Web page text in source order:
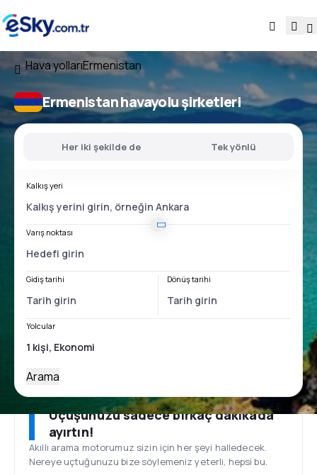
Hava yollarıErmenistan
Ermenistan havayolu şirketleri
Her iki şekilde de Tek yönlü
Kalkış yeri
Varış noktası
Gidiş tarihi Dönüş tarihi
Yolcular
Arama
Uçuşunuzu sadece birkaç dakikada
ayırtın!
Akıllı arama motorumuz sizin için her şeyi halledecek.
Nereye uçtuğunuzu bize söylemeniz yeterli, hepsi bu.